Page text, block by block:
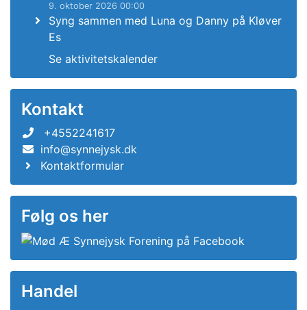
9. oktober 2026 00:00
Syng sammen med Luna og Danny på Kløver
Es
Se aktivitetskalender
Kontakt
+4552241617
info@synnejysk.dk
Kontaktformular
Følg os her
Handel